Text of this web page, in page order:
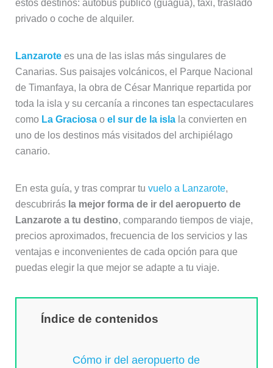
estos destinos: autobús público (guagua), taxi, traslado
privado o coche de alquiler.
Lanzarotees una de las islas más singulares de
Canarias. Sus paisajes volcánicos, el Parque Nacional
de Timanfaya, la obra de César Manrique repartida por
toda la isla y su cercanía a rincones tan espectaculares
como La Graciosao el sur de la islala convierten en
uno de los destinos más visitados del archipiélago
canario.
En esta guía, y tras comprar tu vuelo a Lanzarote,
descubrirás la mejor forma de ir del aeropuerto de
Lanzarote a tu destino, comparando tiempos de viaje,
precios aproximados, frecuencia de los servicios y las
ventajas e inconvenientes de cada opción para que
puedas elegir la que mejor se adapte a tu viaje.
Índice de contenidos
Cómo ir del aeropuerto de